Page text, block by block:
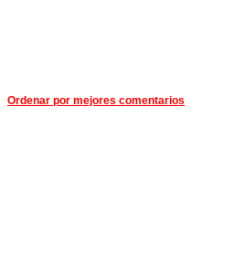
Ordenar por mejores comentarios